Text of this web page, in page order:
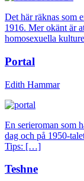
Det här räknas som
1916. Mer okänt är
homosexuella
Portal
Edith Hammar
En serieroman som
dag och på 1950-
Tips: […]
Teshne